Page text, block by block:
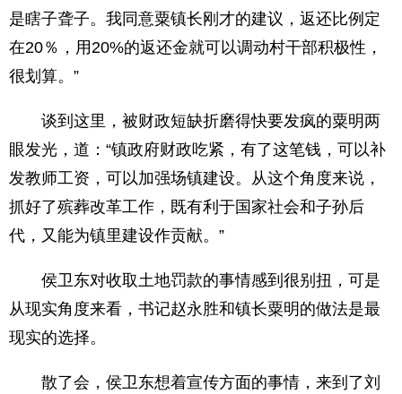
是瞎子聋子。我同意粟镇长刚才的建议，返还比例定
在20％，用20%的返还金就可以调动村干部积极性，
很划算。”
谈到这里，被财政短缺折磨得快要发疯的粟明两
眼发光，道：“镇政府财政吃紧，有了这笔钱，可以补
发教师工资，可以加强场镇建设。从这个角度来说，
抓好了殡葬改革工作，既有利于国家社会和子孙后
代，又能为镇里建设作贡献。”
侯卫东对收取土地罚款的事情感到很别扭，可是
从现实角度来看，书记赵永胜和镇长粟明的做法是最
现实的选择。
散了会，侯卫东想着宣传方面的事情，来到了刘